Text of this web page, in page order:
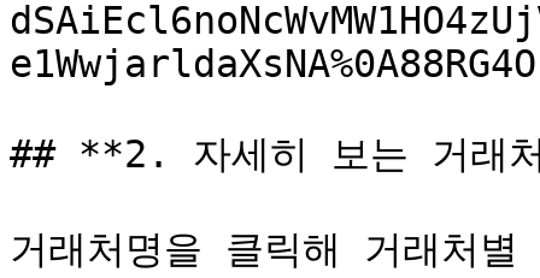
## **2. 자세히 보는 거래
거래처명을 클릭해 거래처